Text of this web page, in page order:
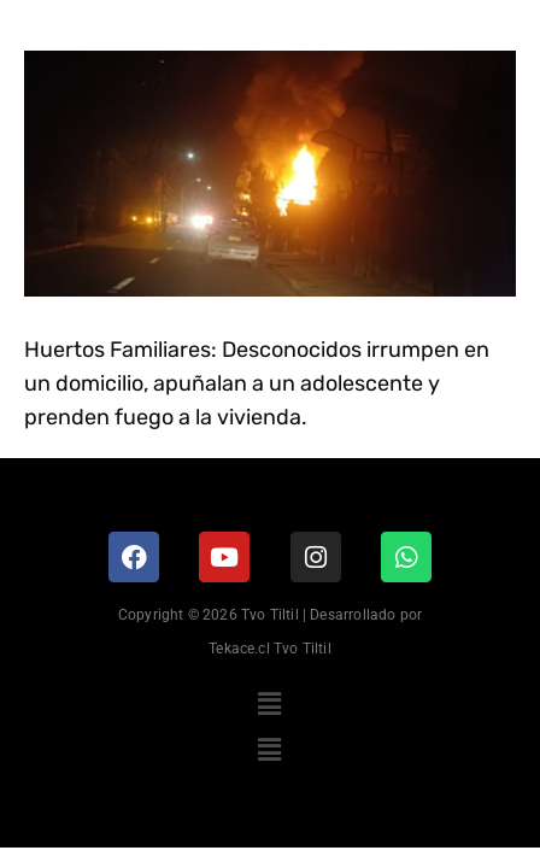
Huertos Familiares: Desconocidos irrumpen en
un domicilio, apuñalan a un adolescente y
prenden fuego a la vivienda.
Copyright © 2026 Tvo Tiltil | Desarrollado por
Tekace.cl Tvo Tiltil